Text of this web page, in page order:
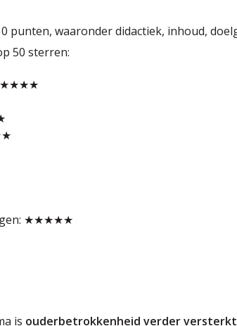
punten, waaronder didactiek, inhoud,
50 sterren:
★★★★★
is ouderbetrokkenheid verder versterkt